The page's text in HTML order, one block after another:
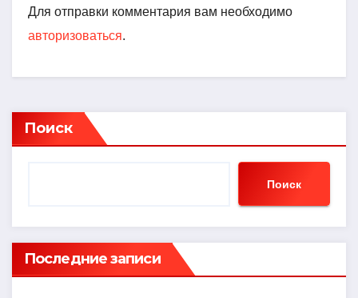
Для отправки комментария вам необходимо
авторизоваться.
Поиск
Поиск
Последние записи